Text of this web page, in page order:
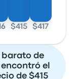
$415 $417
barato de
el
de $415